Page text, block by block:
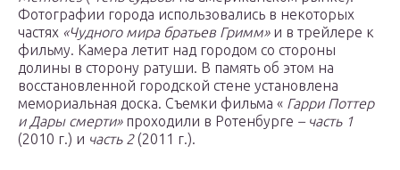
Фотографии города использовались в некоторых
частях «Чудного мира братьев Гримм» и в трейлере к
фильму. Камера летит над городом со стороны
долины в сторону ратуши. В память об этом на
восстановленной городской стене установлена ​​
мемориальная доска. Съемки фильма « Гарри Поттер
и Дары смерти» проходили в Ротенбурге – часть 1
(2010 г.) и часть 2 (2011 г.).